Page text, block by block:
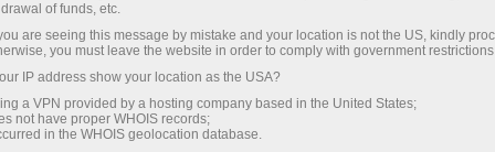
Mở tài khoản giao dịch
Mở tài khoản demo
of funds, etc.
are seeing this message by mistake and your location is not the US, kindly
you must leave the website in order to comply with government
IP address show your location as the USA?
a VPN provided by a hosting company based in the United States;
not have proper WHOIS records;
in the WHOIS geolocation database.